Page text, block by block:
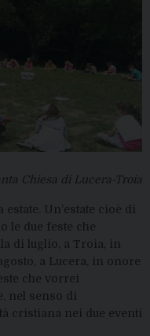
Chiesa di Lucera-Troia
Un’estate cioè di
le due feste che
di luglio, a Troia, in
a Lucera, in onore
che vorrei
nel senso di
cristiana nei due eventi